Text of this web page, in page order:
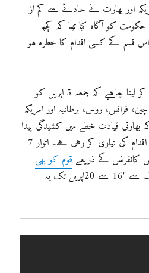
اور بھارت نے حادثے سے کم از
کو آگاہ کیا تھا کہ کچھ
قسم کے کسی اقدام کا خطرہ ہو
ان حالات میں ہمیں یہ بھی یاد کر لینا چاہیے کہ جمعہ 5 اپریل کو
فرانس، روس، برطانیہ اور امریکہ
بھارتی قیادت خطے میں کشیدگی پیدا
کرنے کے لیے کسی جارحانہ اقدام کی تیاری کر رہی ہے۔ اتوار 7
کانفرنس کے ذریعے قوم کو بھی
کہ بھارت کی طرف سے "16 سے 20اپریل تک یہ